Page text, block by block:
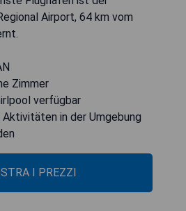
Airport, 64 km vom
Zimmer
verfügbar
in der Umgebung
I PREZZI